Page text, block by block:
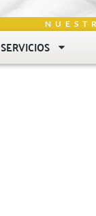
SERVICIOS